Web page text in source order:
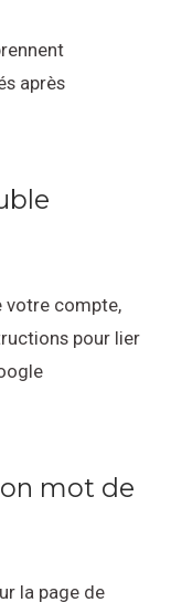
après
votre compte,
pour lier
mot de
la page de